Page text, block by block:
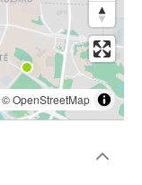
©OpenStreetMap